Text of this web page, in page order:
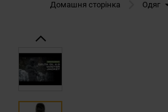
Домашня сторінка Одяг